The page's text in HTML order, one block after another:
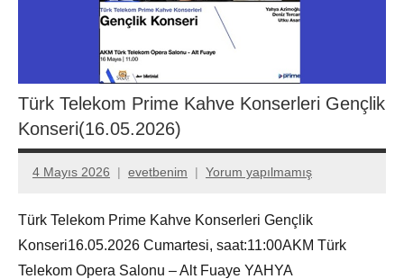
Türk Telekom Prime Kahve Konserleri Gençlik
Konseri(16.05.2026)
4 Mayıs 2026 evetbenim Yorum yapılmamış
Türk Telekom Prime Kahve Konserleri Gençlik
Konseri16.05.2026 Cumartesi, saat:11:00AKM Türk
Telekom Opera Salonu – Alt Fuaye YAHYA